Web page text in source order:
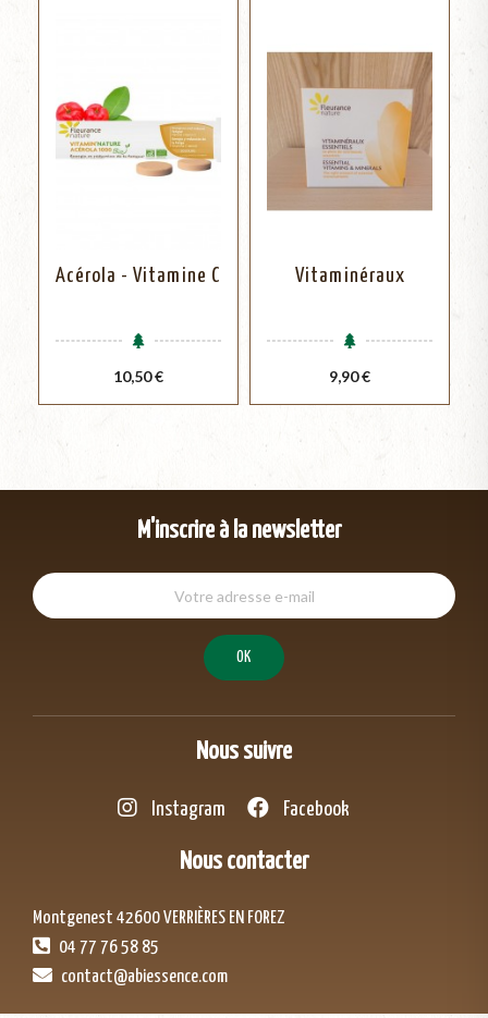
Acérola - Vitamine C
Prix
10,50 €
Vitaminéraux
Prix
9,90 €
M'inscrire à la newsletter
Nous suivre
Instagram Facebook
Nous contacter
Montgenest 42600 VERRIÈRES EN FOREZ
04 77 76 58 85
contact@abiessence.com